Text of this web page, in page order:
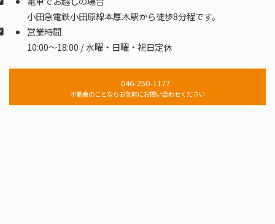
小田急電鉄小田原線本厚木駅から徒歩8分程です。
営業時間
10:00～18:00 / 水曜・日曜・祝日定休
046-250-1177
不動産のことならお気軽にお問い合わせください